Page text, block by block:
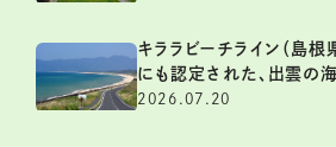
キララビーチライン（島根
にも認定された、出雲の
2026.07.20